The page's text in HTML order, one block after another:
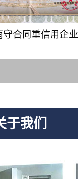
守合同重信用企业
于我们